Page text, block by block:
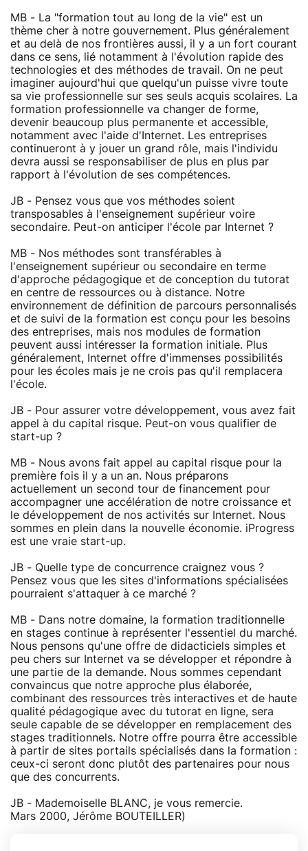
MB - La "formation tout au long de la vie" est un
thème cher à notre gouvernement. Plus généralement
et au delà de nos frontières aussi, il y a un fort courant
dans ce sens, lié notamment à l'évolution rapide des
technologies et des méthodes de travail. On ne peut
imaginer aujourd'hui que quelqu'un puisse vivre toute
sa vie professionnelle sur ses seuls acquis scolaires. La
formation professionnelle va changer de forme,
devenir beaucoup plus permanente et accessible,
notamment avec l'aide d'Internet. Les entreprises
continueront à y jouer un grand rôle, mais l'individu
devra aussi se responsabiliser de plus en plus par
rapport à l'évolution de ses compétences.
JB - Pensez vous que vos méthodes soient
transposables à l'enseignement supérieur voire
secondaire. Peut-on anticiper l'école par Internet ?
MB - Nos méthodes sont transférables à
l'enseignement supérieur ou secondaire en terme
d'approche pédagogique et de conception du tutorat
en centre de ressources ou à distance. Notre
environnement de définition de parcours personnalisés
et de suivi de la formation est conçu pour les besoins
des entreprises, mais nos modules de formation
peuvent aussi intéresser la formation initiale. Plus
généralement, Internet offre d'immenses possibilités
pour les écoles mais je ne crois pas qu'il remplacera
l'école.
JB - Pour assurer votre développement, vous avez fait
appel à du capital risque. Peut-on vous qualifier de
start-up ?
MB - Nous avons fait appel au capital risque pour la
première fois il y a un an. Nous préparons
actuellement un second tour de financement pour
accompagner une accélération de notre croissance et
le développement de nos activités sur Internet. Nous
sommes en plein dans la nouvelle économie. iProgress
est une vraie start-up.
JB - Quelle type de concurrence craignez vous ?
Pensez vous que les sites d'informations spécialisées
pourraient s'attaquer à ce marché ?
MB - Dans notre domaine, la formation traditionnelle
en stages continue à représenter l'essentiel du marché.
Nous pensons qu'une offre de didacticiels simples et
peu chers sur Internet va se développer et répondre à
une partie de la demande. Nous sommes cependant
convaincus que notre approche plus élaborée,
combinant des ressources très interactives et de haute
qualité pédagogique avec du tutorat en ligne, sera
seule capable de se développer en remplacement des
stages traditionnels. Notre offre pourra être accessible
à partir de sites portails spécialisés dans la formation :
ceux-ci seront donc plutôt des partenaires pour nous
que des concurrents.
JB - Mademoiselle BLANC, je vous remercie.
Mars 2000, Jérôme BOUTEILLER)